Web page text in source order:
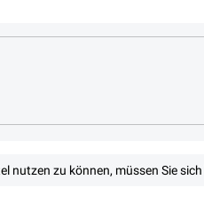
nutzen zu können, müssen Sie